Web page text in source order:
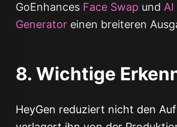
GoEnhances Face Swap und AI
Generatoreinen breiteren
8. Wichtige
HeyGen reduziert nicht den